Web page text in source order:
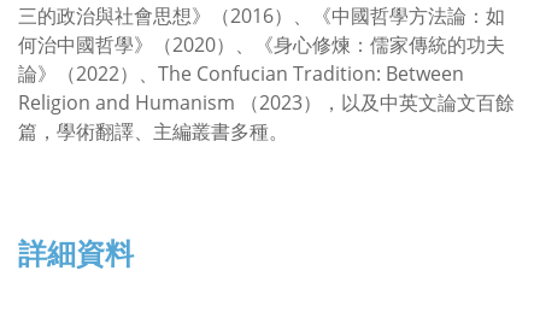
三的政治與社會思想》（2016）、《中國哲學方法論：如
何治中國哲學》（2020）、《身心修煉：儒家傳統的功夫
論》（2022）、The Confucian Tradition: Between
Religion and Humanism （2023），以及中英文論文百餘
篇，學術翻譯、主編叢書多種。
詳細資料